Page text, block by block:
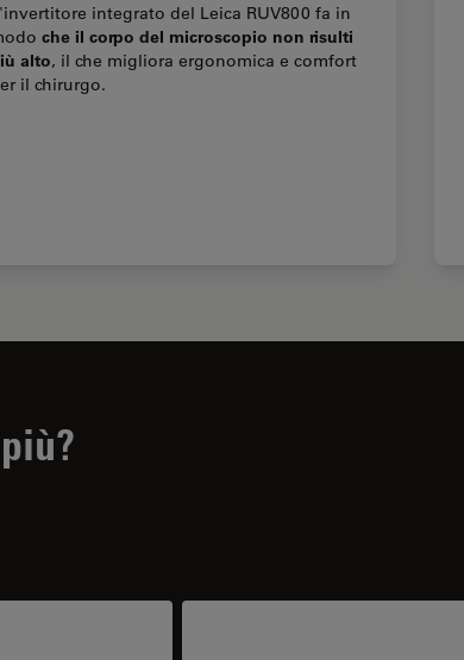
integrato del Leica RUV800 fa in
che il corpo del microscopio non risulti
alto, il che migliora ergonomica e comfort
il chirurgo.